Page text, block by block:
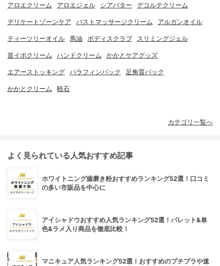
アロエクリーム アロエジェル シアバター デコルテクリーム
デリケートゾーンケア バストマッサージクリーム アルガンオイル
ティーツリーオイル 馬油 ボディスクラブ スリミングジェル
首イボクリーム ハンドクリーム かかとケアグッズ
エアーストッキング パラフィンパック 足角質パック
かかとクリーム 軽石
カテゴリ一覧へ
よく見られている人気おすすめ記事
ホワイトニング歯磨き粉おすすめランキング52選！口コミ
の多い市販品を中心に
アイシャドウおすすめ人気ランキング52選！パレット&単
色&ラメ入り商品を徹底比較！
マニキュア人気ランキング52選！おすすめのプチプラや速